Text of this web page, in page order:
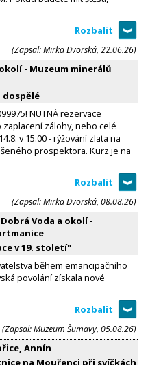
(Zapsal: Mirka Dvorská, 22.06.26)
- Muzeum minerálů
dospělé
NUTNÁ rezervace
zaplacení zálohy, nebo celé
v 15.00 - rýžování zlata na
prospektora. Kurz je na
(Zapsal: Mirka Dvorská, 08.08.26)
Voda a okolí -
v 19. století"
během emancipačního
povolání získala nové
(Zapsal: Muzeum Šumavy, 05.08.26)
Annín
na Mouřenci při svíčkách